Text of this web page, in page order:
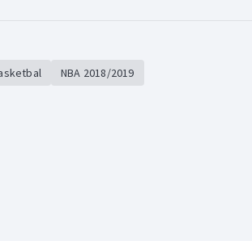
NBA 2018/2019